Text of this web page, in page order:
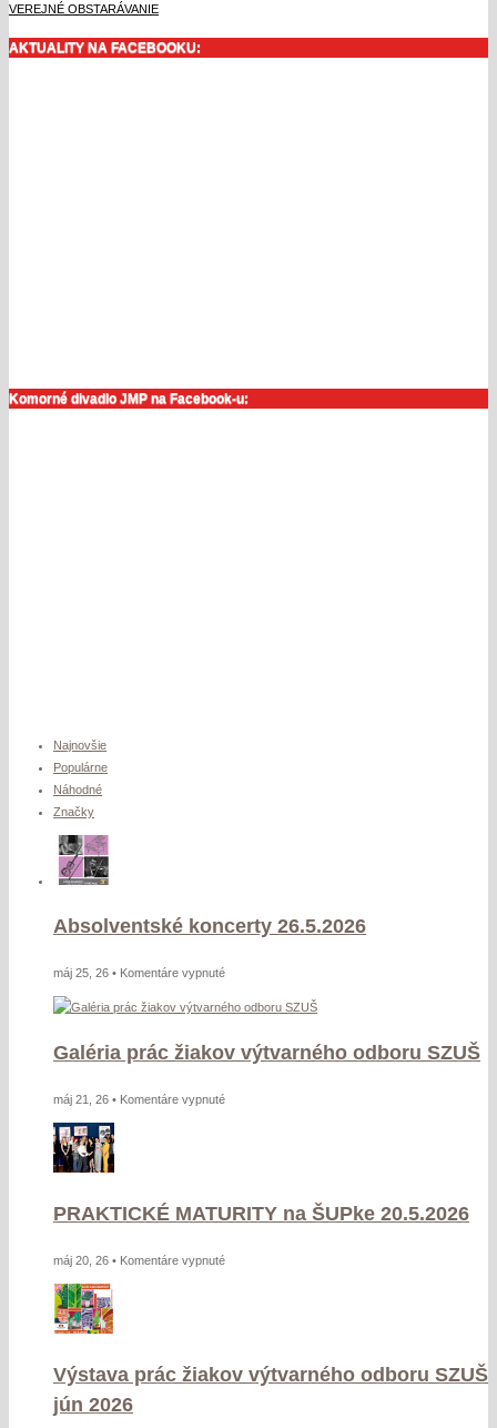
VEREJNÉ OBSTARÁVANIE
AKTUALITY NA FACEBOOKU:
Komorné divadlo JMP na Facebook-u:
Najnovšie
Populárne
Náhodné
Značky
Absolventské koncerty 26.5.2026
máj 25, 26 • Komentáre vypnuténa
koncerty
Galéria prác žiakov výtvarného odboru SZUŠ
máj 21, 26 • Komentáre vypnuténa
odboru
PRAKTICKÉ MATURITY na ŠUPke 20.5.2026
máj 20, 26 • Komentáre vypnuténa
20.5.2026
Výstava prác žiakov výtvarného odboru SZUŠ
jún 2026